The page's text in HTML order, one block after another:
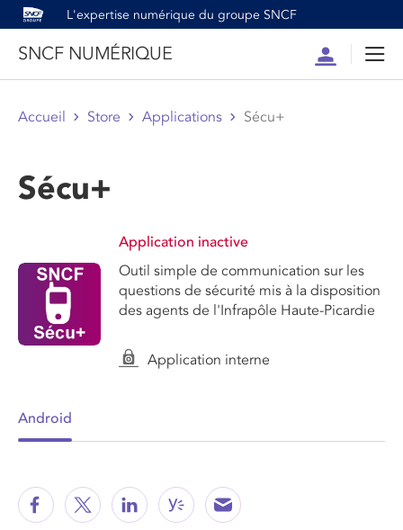
L'expertise numérique du groupe SNCF
SNCF NUMÉRIQUE
Compte
Accueil Store Applications Sécu+
Sécu+
Application inactive
Outil simple de communication sur les
questions de sécurité mis à la disposition
des agents de l'Infrapôle Haute-Picardie
Application interne
Android